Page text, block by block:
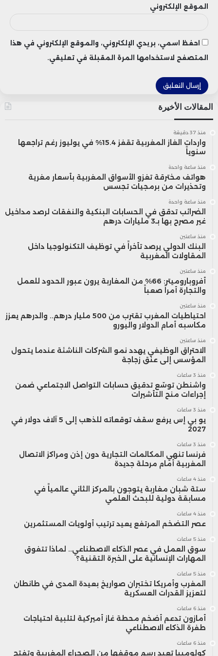
الدينامية المتصاعدة التي يشهدها قطاع
التكنولوجيا المالية في المغرب، في ظل تزايد
الاعتماد على الحلول الرقمية في المعاملات
اليومية، وارتفاع اهتمام المستثمرين بالسوق
المغربية باعتبارها بيئة واعدة لتطوير خدمات
قابلة للتوسع إقليمياً، بما يعزز مسار التحول
الرقمي والشمول المالي في المملكة.
الموقع الإلكتروني
احفظ اسمي، بريدي الإلكتروني، والموقع الإلكتروني في هذا
المتصفح لاستخدامها المرة المقبلة في تعليقي.
المقالات الأخيرة
منذ 37 دقيقة
واردات الغاز المغربية تقفز 15.4% في يوليوز رغم تراجعها
سنوياً
منذ ساعة واحدة
هواتف مخترقة تغزو الأسواق المغربية بأسعار مغرية
وتحذيرات من برمجيات تجسس
منذ ساعة واحدة
الضرائب تدقق في الحسابات البنكية والنفقات لرصد مداخيل
غير مصرح بها بـ3 مليارات درهم
منذ ساعتين
البنك الدولي يرصد تأخراً في توظيف التكنولوجيا داخل
المقاولات المغربية
منذ ساعتين
أفروباروميتر: 66% من المغاربة يرون عبور الحدود للعمل
والتجارة أمراً صعباً
منذ ساعتين
احتياطيات المغرب تقترب من 500 مليار درهم.. والدرهم يعزز
مكاسبه أمام الدولار واليورو
منذ ساعتين
الاحتراق الوظيفي يهدد نمو الشركات الناشئة عندما يتحول
المؤسس إلى عنق زجاجة
منذ 3 ساعات
واشنطن توسّع تدقيق حسابات التواصل الاجتماعي ضمن
إجراءات منح التأشيرات
منذ 3 ساعات
يو بي إس يرفع سقف توقعاته للذهب إلى 5 آلاف دولار في
2027
منذ 3 ساعات
فرنسا تنهي المكالمات التجارية دون إذن ومراكز الاتصال
المغربية أمام مرحلة جديدة
منذ 4 ساعات
ستة شبان مغاربة يتوجون بالمركز الثاني عالمياً في
مسابقة دولية للبحث العلمي
منذ 4 ساعات
عصر التضخم المرتفع يعيد ترتيب أولويات المستثمرين
منذ 5 ساعات
سوق العمل في عصر الذكاء الاصطناعي.. لماذا تتفوق
المهارات الإنسانية على الخبرة التقنية؟
منذ 5 ساعات
المغرب وأمريكا تختبران صواريخ بعيدة المدى في طانطان
لتعزيز القدرات العسكرية
منذ 6 ساعات
أمازون تدعم أضخم محطة غاز أميركية لتلبية احتياجات
طفرة الذكاء الاصطناعي
منذ 6 ساعات
كولومبيا تعيد رسم موقفها من الصحراء المغربية وتفتح